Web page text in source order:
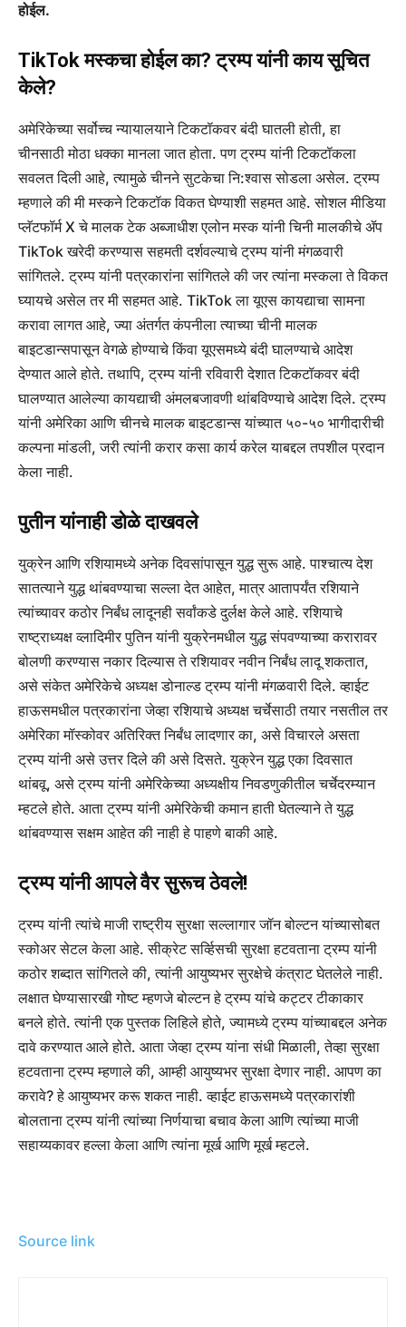
होईल.
TikTok मस्कचा होईल का? ट्रम्प यांनी काय सूचित
केले?
अमेरिकेच्या सर्वोच्च न्यायालयाने टिकटॉकवर बंदी घातली होती, हा
चीनसाठी मोठा धक्का मानला जात होता. पण ट्रम्प यांनी टिकटॉकला
सवलत दिली आहे, त्यामुळे चीनने सुटकेचा नि:श्वास सोडला असेल. ट्रम्प
म्हणाले की मी मस्कने टिकटॉक विकत घेण्याशी सहमत आहे. सोशल मीडिया
प्लॅटफॉर्म X चे मालक टेक अब्जाधीश एलोन मस्क यांनी चिनी मालकीचे ॲप
TikTok खरेदी करण्यास सहमती दर्शवल्याचे ट्रम्प यांनी मंगळवारी
सांगितले. ट्रम्प यांनी पत्रकारांना सांगितले की जर त्यांना मस्कला ते विकत
घ्यायचे असेल तर मी सहमत आहे. TikTok ला यूएस कायद्याचा सामना
करावा लागत आहे, ज्या अंतर्गत कंपनीला त्याच्या चीनी मालक
बाइटडान्सपासून वेगळे होण्याचे किंवा यूएसमध्ये बंदी घालण्याचे आदेश
देण्यात आले होते. तथापि, ट्रम्प यांनी रविवारी देशात टिकटॉकवर बंदी
घालण्यात आलेल्या कायद्याची अंमलबजावणी थांबविण्याचे आदेश दिले. ट्रम्प
यांनी अमेरिका आणि चीनचे मालक बाइटडान्स यांच्यात ५०-५० भागीदारीची
कल्पना मांडली, जरी त्यांनी करार कसा कार्य करेल याबद्दल तपशील प्रदान
केला नाही.
पुतीन यांनाही डोळे दाखवले
युक्रेन आणि रशियामध्ये अनेक दिवसांपासून युद्ध सुरू आहे. पाश्चात्य देश
सातत्याने युद्ध थांबवण्याचा सल्ला देत आहेत, मात्र आतापर्यंत रशियाने
त्यांच्यावर कठोर निर्बंध लादूनही सर्वांकडे दुर्लक्ष केले आहे. रशियाचे
राष्ट्राध्यक्ष व्लादिमीर पुतिन यांनी युक्रेनमधील युद्ध संपवण्याच्या करारावर
बोलणी करण्यास नकार दिल्यास ते रशियावर नवीन निर्बंध लादू शकतात,
असे संकेत अमेरिकेचे अध्यक्ष डोनाल्ड ट्रम्प यांनी मंगळवारी दिले. व्हाईट
हाऊसमधील पत्रकारांना जेव्हा रशियाचे अध्यक्ष चर्चेसाठी तयार नसतील तर
अमेरिका मॉस्कोवर अतिरिक्त निर्बंध लादणार का, असे विचारले असता
ट्रम्प यांनी असे उत्तर दिले की असे दिसते. युक्रेन युद्ध एका दिवसात
थांबवू, असे ट्रम्प यांनी अमेरिकेच्या अध्यक्षीय निवडणुकीतील चर्चेदरम्यान
म्हटले होते. आता ट्रम्प यांनी अमेरिकेची कमान हाती घेतल्याने ते युद्ध
थांबवण्यास सक्षम आहेत की नाही हे पाहणे बाकी आहे.
ट्रम्प यांनी आपले वैर सुरूच ठेवले!
ट्रम्प यांनी त्यांचे माजी राष्ट्रीय सुरक्षा सल्लागार जॉन बोल्टन यांच्यासोबत
स्कोअर सेटल केला आहे. सीक्रेट सर्व्हिसची सुरक्षा हटवताना ट्रम्प यांनी
कठोर शब्दात सांगितले की, त्यांनी आयुष्यभर सुरक्षेचे कंत्राट घेतलेले नाही.
लक्षात घेण्यासारखी गोष्ट म्हणजे बोल्टन हे ट्रम्प यांचे कट्टर टीकाकार
बनले होते. त्यांनी एक पुस्तक लिहिले होते, ज्यामध्ये ट्रम्प यांच्याबद्दल अनेक
दावे करण्यात आले होते. आता जेव्हा ट्रम्प यांना संधी मिळाली, तेव्हा सुरक्षा
हटवताना ट्रम्प म्हणाले की, आम्ही आयुष्यभर सुरक्षा देणार नाही. आपण का
करावे? हे आयुष्यभर करू शकत नाही. व्हाईट हाऊसमध्ये पत्रकारांशी
बोलताना ट्रम्प यांनी त्यांच्या निर्णयाचा बचाव केला आणि त्यांच्या माजी
सहाय्यकावर हल्ला केला आणि त्यांना मूर्ख आणि मूर्ख म्हटले.
Source link